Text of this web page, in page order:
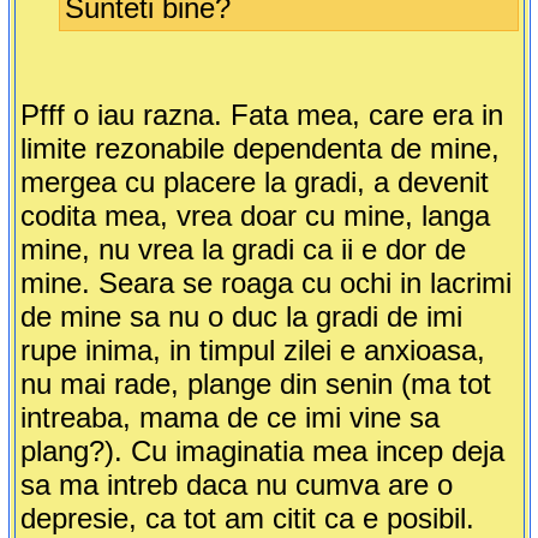
Sunteti bine?
Pfff o iau razna. Fata mea, care era in
limite rezonabile dependenta de mine,
mergea cu placere la gradi, a devenit
codita mea, vrea doar cu mine, langa
mine, nu vrea la gradi ca ii e dor de
mine. Seara se roaga cu ochi in lacrimi
de mine sa nu o duc la gradi de imi
rupe inima, in timpul zilei e anxioasa,
nu mai rade, plange din senin (ma tot
intreaba, mama de ce imi vine sa
plang?). Cu imaginatia mea incep deja
sa ma intreb daca nu cumva are o
depresie, ca tot am citit ca e posibil.